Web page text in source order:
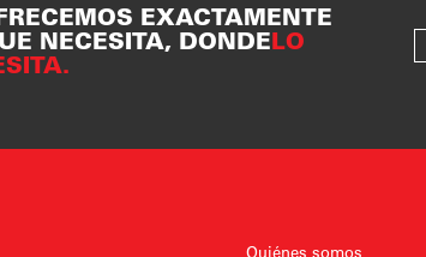
EXACTAMENTE
NECESITA, DONDELO
Quiénes somos